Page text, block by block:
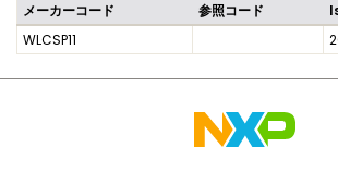
メーカーコード 参照コード
WLCSP11